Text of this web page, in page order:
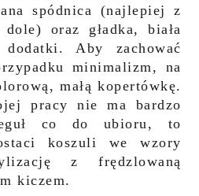
spódnica (najlepiej z
oraz gładka, biała
Aby zachować
minimalizm, na
małą kopertówkę.
pracy nie ma bardzo
co do ubioru, to
koszuli we wzory
z frędzlowaną
kiczem.